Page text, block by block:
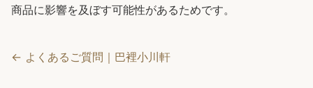
商品に影響を及ぼす可能性があるためです。
← よくあるご質問｜巴裡小川軒